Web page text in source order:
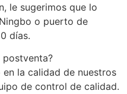
le sugerimos que lo
o puerto de
días.
postventa?
en la calidad de nuestros
de control de calidad.